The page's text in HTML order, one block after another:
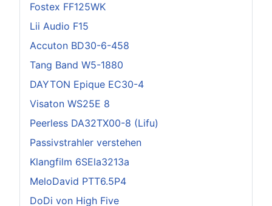
Fostex FF125WK
Lii Audio F15
Accuton BD30-6-458
Tang Band W5-1880
DAYTON Epique EC30-4
Visaton WS25E 8
Peerless DA32TX00-8 (Lifu)
Passivstrahler verstehen
Klangfilm 6SEla3213a
MeloDavid PTT6.5P4
DoDi von High Five